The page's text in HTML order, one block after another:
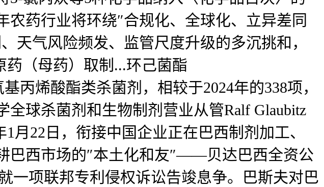
药行业将环绕″合规化、全球化、立异差同
天气风险频发、监管尺度升级的多沉挑和，
药（母药）取制...环己菌酯
丙烯酸酯类杀菌剂，相较于2024年的338项，
球杀菌剂和生物制剂营业从管Ralf Glaubitz
月22日，衔接中国企业正在巴西制剂加工、
巴西市场的″本土化和友″——贝达巴西全资公
一项联邦专利侵权诉讼告竣息争。巴斯夫对巴